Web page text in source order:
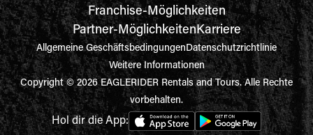
Franchise-Möglichkeiten
Partner-MöglichkeitenKarriere
Allgemeine GeschäftsbedingungenDatenschutzrichtlinie
Weitere Informationen
Copyright © 2026 EAGLERIDER Rentals and Tours. Alle Rechte
vorbehalten.
Hol dir die App: